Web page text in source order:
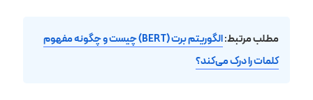
مطلب مرتبط:
الگوریتم برت (BERT) چیست و چگونه مفهوم
کلمات را درک می‌کند؟